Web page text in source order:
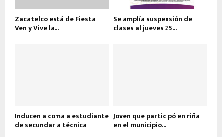
Zacatelco está de Fiesta
Ven y Vive la...
Se amplía suspensión de
clases al jueves 25...
Inducen a coma a estudiante
de secundaria técnica
Joven que participó en riña
en el municipio...